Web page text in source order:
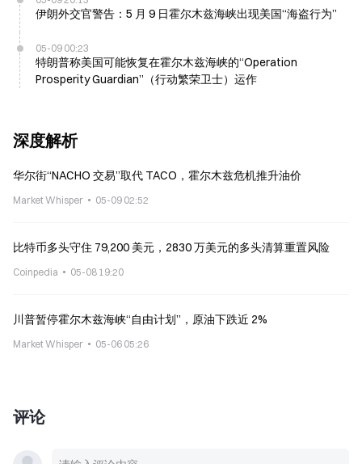
伊朗外交官警告：5 月 9 日霍尔木兹海峡出现美国“海盗行为”
05-09 00:23
特朗普称美国可能恢复在霍尔木兹海峡的“Operation
Prosperity Guardian”（行动繁荣卫士）运作
深度解析
华尔街“NACHO 交易”取代 TACO，霍尔木兹危机推升油价
Market Whisper 05-09 02:52
比特币多头守住 79,200 美元，2830 万美元的多头清算重置风险
Coinpedia 05-08 19:20
川普暂停霍尔木兹海峡“自由计划”，原油下跌近 2%
Market Whisper 05-06 05:26
评论